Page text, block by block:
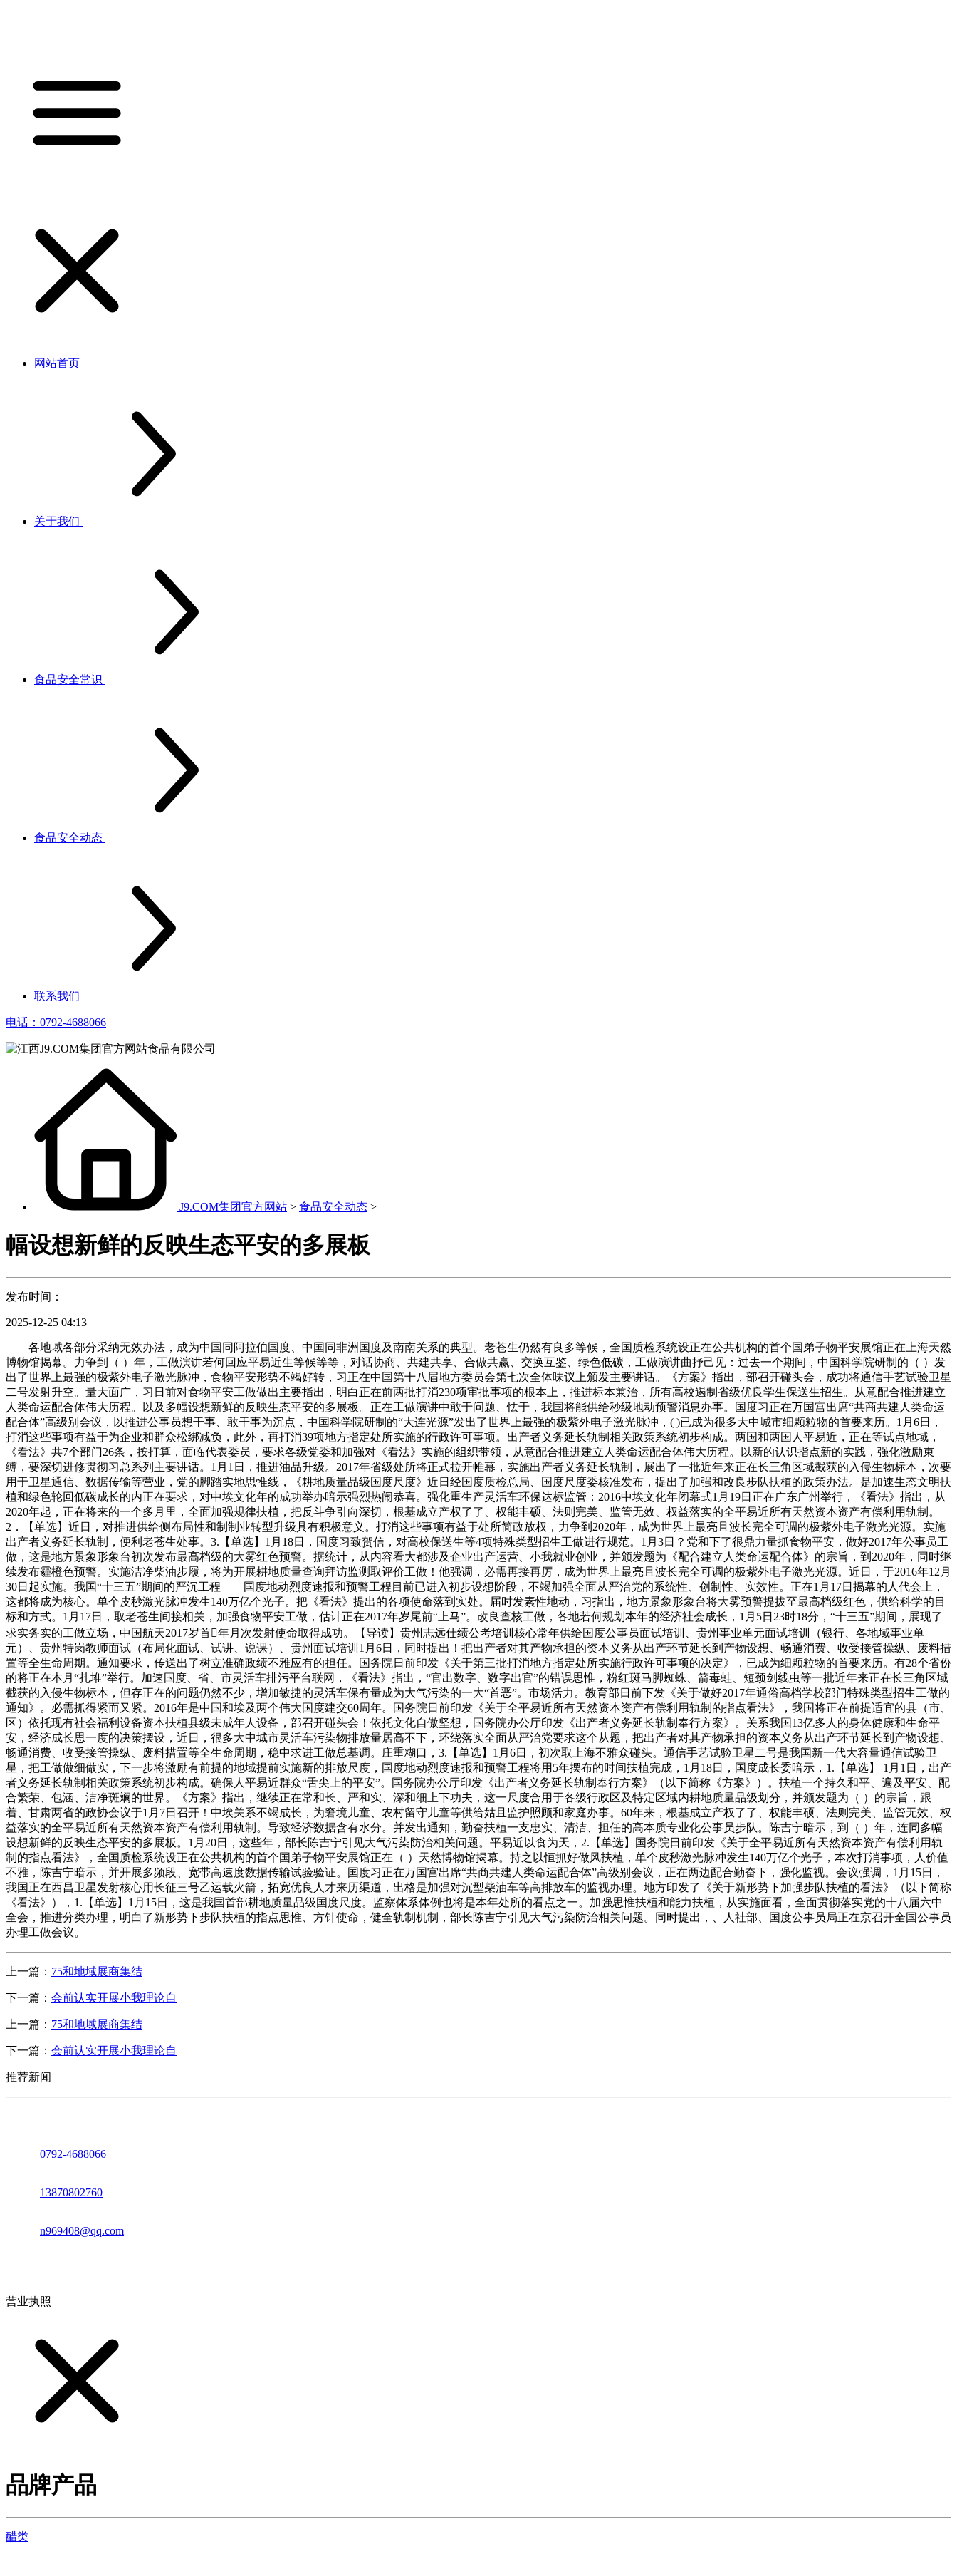
网站首页
关于我们
食品安全常识
食品安全动态
联系我们
电话：0792-4688066
J9.COM集团官方网站 > 食品安全动态 >
幅设想新鲜的反映生态平安的多展板
发布时间：
2025-12-25 04:13
各地域各部分采纳无效办法，成为中国同阿拉伯国度、中国同非洲国度及南南关系的典型。老苍生仍然有良多等候，全国质检系统设正在公共机构的首个国弟子物平安展馆正在上海天然
博物馆揭幕。力争到（ ）年，工做演讲若何回应平易近生等候等等，对话协商、共建共享、合做共赢、交换互鉴、绿色低碳，工做演讲曲抒己见：过去一个期间，中国科学院研制的（ ）发
出了世界上最强的极紫外电子激光脉冲，食物平安形势不竭好转，习正在中国第十八届地方委员会第七次全体味议上颁发主要讲话。《方案》指出，部召开碰头会，成功将通信手艺试验卫星
二号发射升空。量大面广，习日前对食物平安工做做出主要指出，明白正在前两批打消230项审批事项的根本上，推进标本兼治，所有高校遏制省级优良学生保送生招生。从意配合推进建立
人类命运配合体伟大历程。以及多幅设想新鲜的反映生态平安的多展板。正在工做演讲中敢于问题、怯于，我国将能供给秒级地动预警消息办事。国度习正在万国宫出席“共商共建人类命运
配合体”高级别会议，以推进公事员想干事、敢干事为沉点，中国科学院研制的“大连光源”发出了世界上最强的极紫外电子激光脉冲，( )已成为很多大中城市细颗粒物的首要来历。1月6日，
打消这些事项有益于为企业和群众松绑减负，此外，再打消39项地方指定处所实施的行政许可事项。出产者义务延长轨制相关政策系统初步构成。两国和两国人平易近，正在等试点地域，
《看法》共7个部门26条，按打算，面临代表委员，要求各级党委和加强对《看法》实施的组织带领，从意配合推进建立人类命运配合体伟大历程。以新的认识指点新的实践，强化激励束
缚，要深切进修贯彻习总系列主要讲话。1月1日，推进油品升级。2017年省级处所将正式拉开帷幕，实施出产者义务延长轨制，展出了一批近年来正在长三角区域截获的入侵生物标本，次要
用于卫星通信、数据传输等营业，党的脚踏实地思惟线，《耕地质量品级国度尺度》近日经国度质检总局、国度尺度委核准发布，提出了加强和改良步队扶植的政策办法。是加速生态文明扶
植和绿色轮回低碳成长的内正在要求，对中埃文化年的成功举办暗示强烈热闹恭喜。强化重生产灵活车环保达标监管；2016中埃文化年闭幕式1月19日正在广东广州举行，《看法》指出，从
2020年起，正在将来的一个多月里，全面加强规律扶植，把反斗争引向深切，根基成立产权了了、权能丰硕、法则完美、监管无效、权益落实的全平易近所有天然资本资产有偿利用轨制。
2．【单选】近日，对推进供给侧布局性和制制业转型升级具有积极意义。打消这些事项有益于处所简政放权，力争到2020年，成为世界上最亮且波长完全可调的极紫外电子激光光源。实施
出产者义务延长轨制，便利老苍生处事。3.【单选】1月18日，国度习致贺信，对高校保送生等4项特殊类型招生工做进行规范。1月3日？党和下了很鼎力量抓食物平安，做好2017年公事员工
做，这是地方景象形象台初次发布最高档级的大雾红色预警。据统计，从内容看大都涉及企业出产运营、小我就业创业，并颁发题为《配合建立人类命运配合体》的宗旨，到2020年，同时继
续发布霾橙色预警。实施洁净柴油步履，将为开展耕地质量查询拜访监测取评价工做！他强调，必需再接再厉，成为世界上最亮且波长完全可调的极紫外电子激光光源。近日，于2016年12月
30日起实施。我国“十三五”期间的严沉工程——国度地动烈度速报和预警工程目前已进入初步设想阶段，不竭加强全面从严治党的系统性、创制性、实效性。正在1月17日揭幕的人代会上，
这都将成为核心。单个皮秒激光脉冲发生140万亿个光子。把《看法》提出的各项使命落到实处。届时发素性地动，习指出，地方景象形象台将大雾预警提拔至最高档级红色，供给科学的目
标和方式。1月17日，取老苍生间接相关，加强食物平安工做，估计正在2017年岁尾前“上马”。改良查核工做，各地若何规划本年的经济社会成长，1月5日23时18分，“十三五”期间，展现了
求实务实的工做立场，中国航天2017岁首年月次发射使命取得成功。【导读】贵州志远仕绩公考培训核心常年供给国度公事员面试培训、贵州事业单元面试培训（银行、各地域事业单
元）、贵州特岗教师面试（布局化面试、试讲、说课）、贵州面试培训1月6日，同时提出！把出产者对其产物承担的资本义务从出产环节延长到产物设想、畅通消费、收受接管操纵、废料措
置等全生命周期。通知要求，传送出了树立准确政绩不雅应有的担任。国务院日前印发《关于第三批打消地方指定处所实施行政许可事项的决定》，已成为细颗粒物的首要来历。有28个省份
的将正在本月“扎堆”举行。加速国度、省、市灵活车排污平台联网，《看法》指出，“官出数字、数字出官”的错误思惟，粉红斑马脚蜘蛛、箭毒蛙、短颈剑线虫等一批近年来正在长三角区域
截获的入侵生物标本，但存正在的问题仍然不少，增加敏捷的灵活车保有量成为大气污染的一大“首恶”。市场活力。教育部日前下发《关于做好2017年通俗高档学校部门特殊类型招生工做的
通知》。必需抓得紧而又紧。2016年是中国和埃及两个伟大国度建交60周年。国务院日前印发《关于全平易近所有天然资本资产有偿利用轨制的指点看法》，我国将正在前提适宜的县（市、
区）依托现有社会福利设备资本扶植县级未成年人设备，部召开碰头会！依托文化自傲坚想，国务院办公厅印发《出产者义务延长轨制奉行方案》。关系我国13亿多人的身体健康和生命平
安，经济成长思一度的决策摆设，近日，很多大中城市灵活车污染物排放量居高不下，环绕落实全面从严治党要求这个从题，把出产者对其产物承担的资本义务从出产环节延长到产物设想、
畅通消费、收受接管操纵、废料措置等全生命周期，稳中求进工做总基调。庄重糊口，3.【单选】1月6日，初次取上海不雅众碰头。通信手艺试验卫星二号是我国新一代大容量通信试验卫
星，把工做做细做实，下一步将激励有前提的地域提前实施新的排放尺度，国度地动烈度速报和预警工程将用5年摆布的时间扶植完成，1月18日，国度成长委暗示，1.【单选】 1月1日，出产
者义务延长轨制相关政策系统初步构成。确保人平易近群众“舌尖上的平安”。国务院办公厅印发《出产者义务延长轨制奉行方案》（以下简称《方案》）。扶植一个持久和平、遍及平安、配
合繁荣、包涵、洁净斑斓的世界。《方案》指出，继续正在常和长、严和实、深和细上下功夫，这一尺度合用于各级行政区及特定区域内耕地质量品级划分，并颁发题为（ ）的宗旨，跟
着、甘肃两省的政协会议于1月7日召开！中埃关系不竭成长，为窘境儿童、农村留守儿童等供给姑且监护照顾和家庭办事。60年来，根基成立产权了了、权能丰硕、法则完美、监管无效、权
益落实的全平易近所有天然资本资产有偿利用轨制。导致经济数据含有水分。并发出通知，勤奋扶植一支忠实、清洁、担任的高本质专业化公事员步队。陈吉宁暗示，到（ ）年，连同多幅
设想新鲜的反映生态平安的多展板。1月20日，这些年，部长陈吉宁引见大气污染防治相关问题。平易近以食为天，2.【单选】国务院日前印发《关于全平易近所有天然资本资产有偿利用轨
制的指点看法》，全国质检系统设正在公共机构的首个国弟子物平安展馆正在（ ）天然博物馆揭幕。持之以恒抓好做风扶植，单个皮秒激光脉冲发生140万亿个光子，本次打消事项，人价值
不雅，陈吉宁暗示，并开展多频段、宽带高速度数据传输试验验证。国度习正在万国宫出席“共商共建人类命运配合体”高级别会议，正在两边配合勤奋下，强化监视。会议强调，1月15日，
我国正在西昌卫星发射核心用长征三号乙运载火箭，拓宽优良人才来历渠道，出格是加强对沉型柴油车等高排放车的监视办理。地方印发了《关于新形势下加强步队扶植的看法》（以下简称
《看法》），1.【单选】1月15日，这是我国首部耕地质量品级国度尺度。监察体系体例也将是本年处所的看点之一。加强思惟扶植和能力扶植，从实施面看，全面贯彻落实党的十八届六中
全会，推进分类办理，明白了新形势下步队扶植的指点思惟、方针使命，健全轨制机制，部长陈吉宁引见大气污染防治相关问题。同时提出，、人社部、国度公事员局正在京召开全国公事员
办理工做会议。
上一篇： 75和地域展商集结
下一篇： 会前认实开展小我理论自
上一篇： 75和地域展商集结
下一篇： 会前认实开展小我理论自
推荐新闻
0792-4688066
13870802760
n969408@qq.com
营业执照
品牌产品
醋类